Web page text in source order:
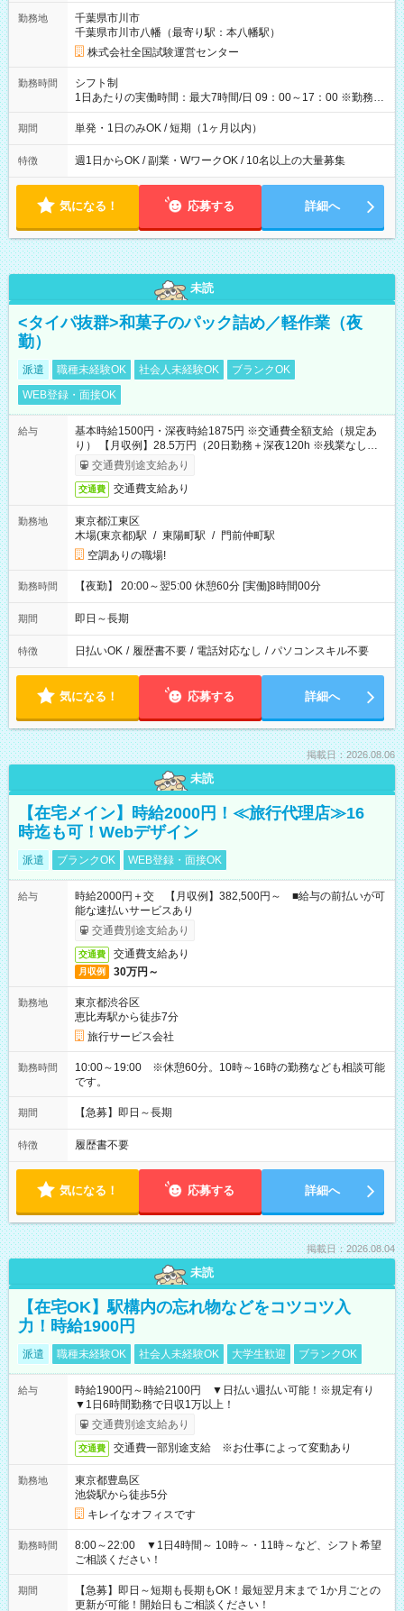
例】 ・河合塾模擬試験 8:30～17:30（休憩1時間） 時給1,300円
×8時間＝日収10,400円＋交通費 ※当日の役割により時給＋100
円の場合あり ・国家試験 7:00～13:30（休憩なし） 時給1,300
円（役割手当＋100円）×6時間＝日収8,400円＋交通費 【試用期
間】試用期間なし
勤務地
千葉県市川市
千葉県市川市八幡（最寄り駅：本八幡駅）
株式会社全国試験運営センター
勤務時間
シフト制
1日あたりの実働時間：最大7時間/日 09：00～17：00 ※勤務時
間は 試験により異なります。
期間 単発・1日のみOK / 短期（1ヶ月以内）
特徴 週1日からOK / 副業・WワークOK / 10名以上の大量募集
気になる！ 応募する 詳細へ
未読
<タイパ抜群>和菓子のパック詰め／軽作業（夜
勤）
派遣 職種未経験OK 社会人未経験OK
ブランクOK
WEB登録・面接OK
給与
基本時給1500円・深夜時給1875円 ※交通費全額支給（規定あ
り） 【月収例】28.5万円（20日勤務＋深夜120h ※残業なしの場
合）交通費別途支給あり
交通費 交通費支給あり
勤務地
東京都江東区
木場(東京都)駅 / 東陽町駅 / 門前仲町駅
空調ありの職場!
勤務時間 【夜勤】 20:00～翌5:00 休憩60分 [実働]8時間00分
期間 即日～長期
特徴 日払いOK / 履歴書不要 / 電話対応なし / パソコンスキル不要
気になる！ 応募する 詳細へ
掲載日：2026.08.06
未読
【在宅メイン】時給2000円！≪旅行代理店≫16
時迄も可！Webデザイン
派遣 ブランクOK WEB登録・面接OK
給与
時給2000円＋交 【月収例】382,500円～ ■給与の前払いが可
能な速払いサービスあり
交通費別途支給あり
交通費 交通費支給あり
月収例 30万円～
勤務地
東京都渋谷区
恵比寿駅から徒歩7分
旅行サービス会社
勤務時間
10:00～19:00 ※休憩60分。10時～16時の勤務なども相談可能
です。
期間 【急募】即日～長期
特徴 履歴書不要
気になる！ 応募する 詳細へ
掲載日：2026.08.04
未読
【在宅OK】駅構内の忘れ物などをコツコツ入
力！時給1900円
派遣 職種未経験OK 社会人未経験OK 大学生歓迎 ブランクOK
給与
時給1900円～時給2100円 ▼日払い週払い可能！※規定有り
▼1日6時間勤務で日収1万以上！
交通費別途支給あり
交通費 交通費一部別途支給 ※お仕事によって変動あり
勤務地
東京都豊島区
池袋駅から徒歩5分
キレイなオフィスです
勤務時間
8:00～22:00 ▼1日4時間～ 10時～・11時～など、シフト希望
ご相談ください！
期間
【急募】即日～短期も長期もOK！最短翌月末まで 1か月ごとの
更新が可能！開始日もご相談ください！